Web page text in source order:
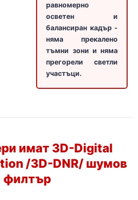
равномерно
осветен и
балансиран кадър -
няма прекалено
тъмни зони и няма
прегорели светли
участъци.
имат 3D-Digital
/3D-DNR/ шумов
филтър